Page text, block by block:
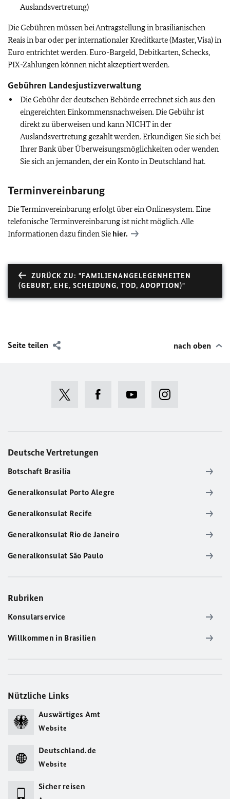
Auslandsvertretung)
Die Gebühren müssen bei Antragstellung in brasilianischen
Reais in bar oder per internationaler Kreditkarte (Master, Visa) in
Euro entrichtet werden. Euro-Bargeld, Debitkarten, Schecks,
PIX-Zahlungen können nicht akzeptiert werden.
Gebühren Landesjustizverwaltung
Die Gebühr der deutschen Behörde errechnet sich aus den
eingereichten Einkommensnachweisen. Die Gebühr ist
direkt zu überweisen und kann NICHT in der
Auslandsvertretung gezahlt werden. Erkundigen Sie sich bei
Ihrer Bank über Überweisungsmöglichkeiten oder wenden
Sie sich an jemanden, der ein Konto in Deutschland hat.
Terminvereinbarung
Die Terminvereinbarung erfolgt über ein Onlinesystem. Eine
telefonische Terminvereinbarung ist nicht möglich. Alle
Informationen dazu finden Sie hier.
ZURÜCK ZU: "FAMILIENANGELEGENHEITEN
(GEBURT, EHE, SCHEIDUNG, TOD, ADOPTION)"
Seite teilen nach oben
Deutsche Vertretungen
Botschaft Brasilia
Generalkonsulat Porto Alegre
Generalkonsulat Recife
Generalkonsulat Rio de Janeiro
Generalkonsulat São Paulo
Rubriken
Konsularservice
Willkommen in Brasilien
Nützliche Links
Auswärtiges Amt
Website
Deutschland.de
Website
Sicher reisen